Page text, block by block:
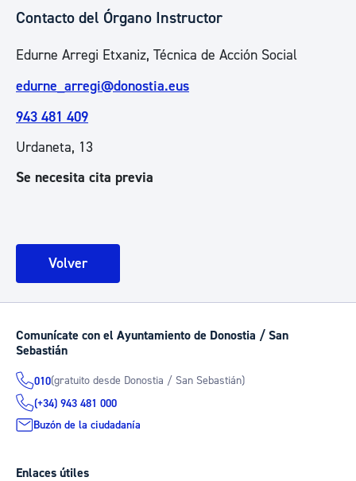
Contacto del Órgano Instructor
Edurne Arregi Etxaniz, Técnica de Acción Social
edurne_arregi@donostia.eus
943 481 409
Urdaneta, 13
Se necesita cita previa
Volver
Comunícate con el Ayuntamiento de Donostia / San
Sebastián
010(gratuito desde Donostia / San Sebastián)
(+34) 943 481 000
Buzón de la ciudadanía
Enlaces útiles